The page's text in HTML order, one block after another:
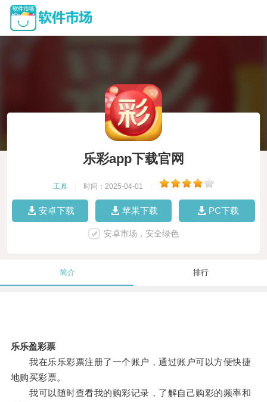
乐彩app下载官网
工具 时间：2025-04-01
安卓下载 苹果下载 PC下载
安卓市场，安全绿色
简介 排行
乐乐盈彩票
我在乐乐彩票注册了一个账户，通过账户可以方便快捷
地购买彩票。
我可以随时查看我的购彩记录，了解自己购彩的频率和